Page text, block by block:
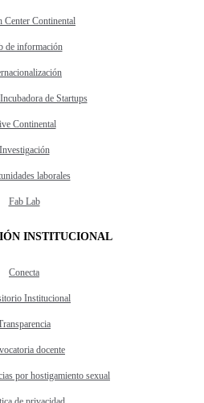
Center Continental
de información
de Startups
Continental
Investigación
laborales
Fab Lab
INSTITUCIONAL
Conecta
Institucional
docente
por hostigamiento sexual